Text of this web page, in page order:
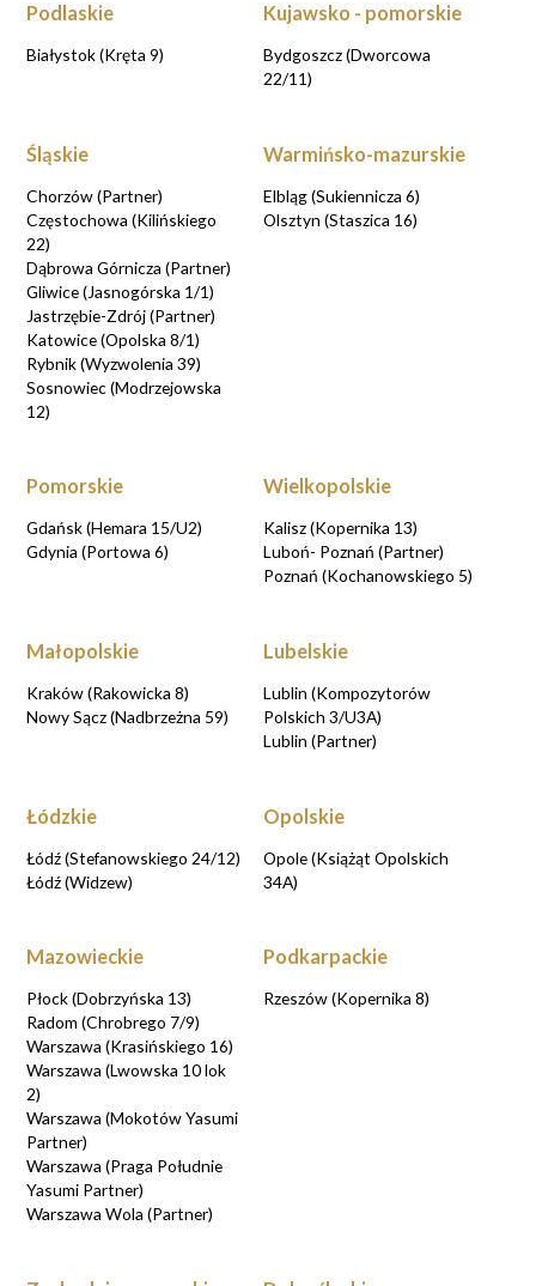
Podlaskie
Białystok (Kręta 9)
Kujawsko - pomorskie
Bydgoszcz (Dworcowa
22/11)
Śląskie
Chorzów (Partner)
Częstochowa (Kilińskiego
22)
Dąbrowa Górnicza (Partner)
Gliwice (Jasnogórska 1/1)
Jastrzębie-Zdrój (Partner)
Katowice (Opolska 8/1)
Rybnik (Wyzwolenia 39)
Sosnowiec (Modrzejowska
12)
Warmińsko-mazurskie
Elbląg (Sukiennicza 6)
Olsztyn (Staszica 16)
Pomorskie
Gdańsk (Hemara 15/U2)
Gdynia (Portowa 6)
Wielkopolskie
Kalisz (Kopernika 13)
Luboń- Poznań (Partner)
Poznań (Kochanowskiego 5)
Małopolskie
Kraków (Rakowicka 8)
Nowy Sącz (Nadbrzeżna 59)
Lubelskie
Lublin (Kompozytorów
Polskich 3/U3A)
Lublin (Partner)
Łódzkie
Łódź (Stefanowskiego 24/12)
Łódź (Widzew)
Opolskie
Opole (Książąt Opolskich
34A)
Mazowieckie
Płock (Dobrzyńska 13)
Radom (Chrobrego 7/9)
Warszawa (Krasińskiego 16)
Warszawa (Lwowska 10 lok
2)
Warszawa (Mokotów Yasumi
Partner)
Warszawa (Praga Południe
Yasumi Partner)
Warszawa Wola (Partner)
Podkarpackie
Rzeszów (Kopernika 8)